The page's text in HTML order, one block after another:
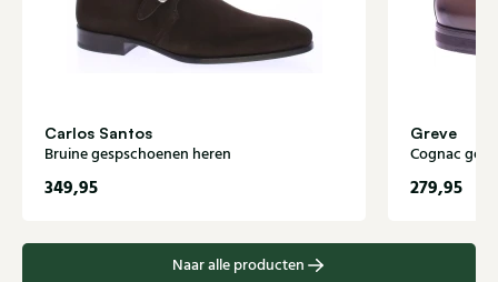
Carlos Santos
Bruine gespschoenen heren
349,95
Greve
Cognac
279,95
Naar alle producten